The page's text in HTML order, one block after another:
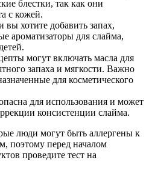
блестки, так как они
с кожей.
вы хотите добавить запах,
ароматизаторы для слайма,
могут включать масла для
запаха и мягкости. Важно
для косметического
для использования и может
консистенции слайма.
люди могут быть аллергены к
поэтому перед началом
проведите тест на